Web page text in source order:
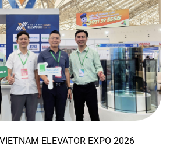
ELEVATOR EXPO 2026